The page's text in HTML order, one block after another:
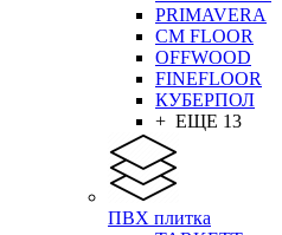
PRIMAVERA
CM FLOOR
OFFWOOD
FINEFLOOR
КУБЕРПОЛ
+ ЕЩЕ 13
ПВХ плитка